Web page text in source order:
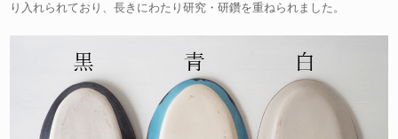
り入れられており、長きにわたり研究・研鑽を重ねられました。